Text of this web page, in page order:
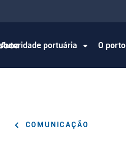
Autoridade portuária O porto
COMUNICAÇÃO